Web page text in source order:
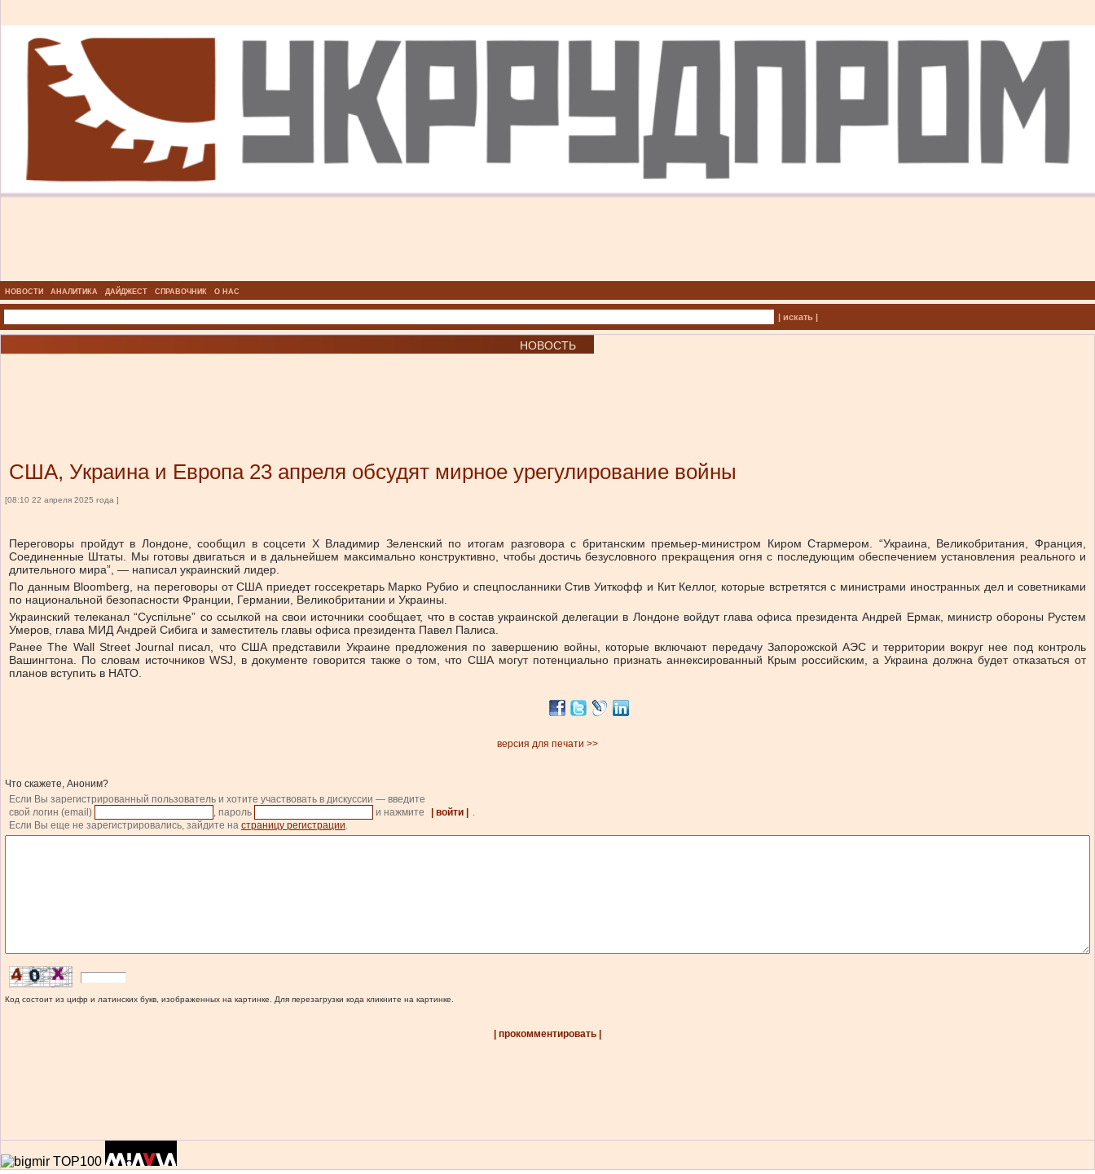
НОВОСТИ АНАЛИТИКА ДАЙДЖЕСТ СПРАВОЧНИК О НАС
| искать |
НОВОСТЬ
США, Украина и Европа 23 апреля обсудят мирное урегулирование войны
[08:10 22 апреля 2025 года ]
Переговоры пройдут в Лондоне, сообщил в соцсети X Владимир Зеленский по итогам разговора с британским премьер-министром Киром Стармером. “Украина, Великобритания, Франция,
Соединенные Штаты. Мы готовы двигаться и в дальнейшем максимально конструктивно, чтобы достичь безусловного прекращения огня с последующим обеспечением установления реального и
длительного мира”, — написал украинский лидер.
По данным Bloomberg, на переговоры от США приедет госсекретарь Марко Рубио и спецпосланники Стив Уиткофф и Кит Келлог, которые встретятся с министрами иностранных дел и советниками
по национальной безопасности Франции, Германии, Великобритании и Украины.
Украинский телеканал “Суспільне” со ссылкой на свои источники сообщает, что в состав украинской делегации в Лондоне войдут глава офиса президента Андрей Ермак, министр обороны Рустем
Умеров, глава МИД Андрей Сибига и заместитель главы офиса президента Павел Палиса.
Ранее The Wall Street Journal писал, что США представили Украине предложения по завершению войны, которые включают передачу Запорожской АЭС и территории вокруг нее под контроль
Вашингтона. По словам источников WSJ, в документе говорится также о том, что США могут потенциально признать аннексированный Крым российским, а Украина должна будет отказаться от
планов вступить в НАТО.
версия для печати >>
Что скажете, Аноним?
Если Вы зарегистрированный пользователь и хотите участвовать в дискуссии — введите
свой логин (email)
, пароль и нажмите | войти |
.
Если Вы еще не зарегистрировались, зайдите на страницу регистрации.
Код состоит из цифр и латинских букв, изображенных на картинке. Для перезагрузки кода кликните на картинке.
| прокомментировать |